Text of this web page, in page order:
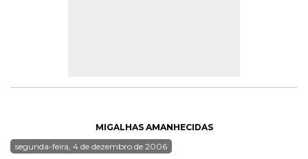
MIGALHAS AMANHECIDAS
segunda-feira, 4 de dezembro de 2006